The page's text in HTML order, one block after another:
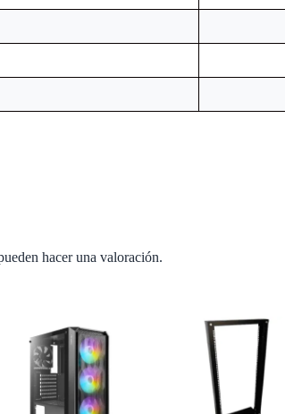
hacer una valoración.